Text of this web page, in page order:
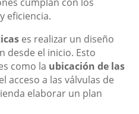
eficiencia.
es realizar un diseño
desde el inicio. Esto
como la ubicación de las
acceso a las válvulas de
elaborar un plan